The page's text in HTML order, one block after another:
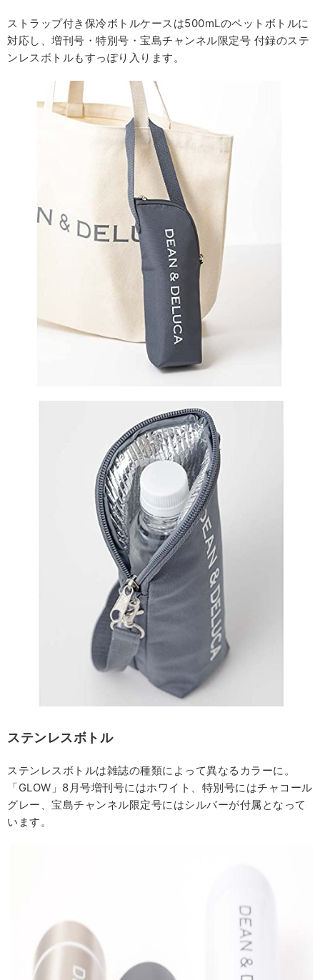
ストラップ付き保冷ボトルケースは500mLのペットボトルに
対応し、増刊号・特別号・宝島チャンネル限定号 付録のステ
ンレスボトルもすっぽり入ります。
ステンレスボトル
ステンレスボトルは雑誌の種類によって異なるカラーに。
「GLOW」8月号増刊号にはホワイト、特別号にはチャコール
グレー、宝島チャンネル限定号にはシルバーが付属となって
います。